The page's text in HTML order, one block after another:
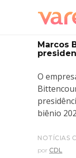
Marcos
O
biênio
NOTÍCIAS
por CDL